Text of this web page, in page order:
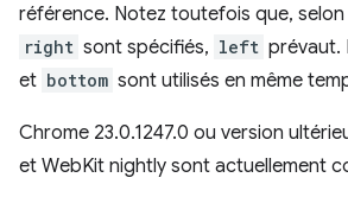
référence. Notez toutefois que, selon
right sont spécifiés, left prévaut.
et bottom sont utilisés en même
Chrome 23.0.1247.0 ou version
et WebKit nightly sont actuellement